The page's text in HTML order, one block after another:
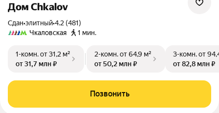
Дом Chkalov
Сдан•элитный•4.2 (481)
Чкаловская
1 мин.
1-комн.от 31,2 м²
от 31,7 млн ₽
2-комн.от 64,9 м²
от 50,2 млн ₽
3-комн.от
от 82,8 млн ₽
Позвонить